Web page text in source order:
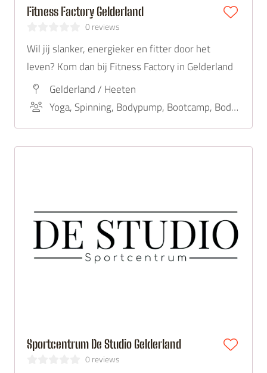
Fitness Factory Gelderland
0 reviews
Wil jij slanker, energieker en fitter door het
leven? Kom dan bij Fitness Factory in Gelderland
Gelderland / Heeten
Yoga, Spinning, Bodypump, Bootcamp, Body Balance, BBB
Sportcentrum De Studio Gelderland
0 reviews